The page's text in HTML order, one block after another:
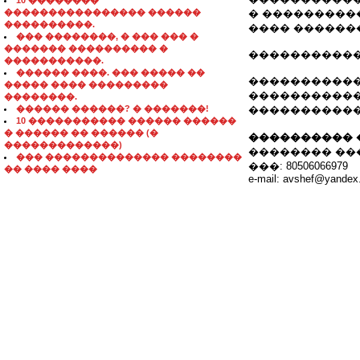
���������������� ������
����������.
��� ��������, � ��� ��� �
������� ���������� �
�����������.
������ ����. ��� ����� ��
����� ���� ���������
��������.
������ ������? � �������!
10 ����������� ������ ������
� ������ �� ������ (�
�������������)
��� �������������� ��������
�� ���� ����
�
����
����������
��������
���: 80506066979
e-mail: